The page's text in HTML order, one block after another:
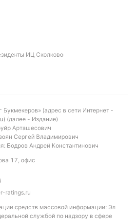
динамику и
и склонность гостей к
статистики «сухих»
процента матчей с обеими
стоит проявить
обе команды забьют.
ИЦ Сколково
Букмекеров» (адрес в сети Интернет -
) (далее - Издание)
Арташесович
Сергей Владимирович
Бодров Андрей Константинович
17, офис
ratings.ru
средств массовой информации: Эл
службой по надзору в сфере